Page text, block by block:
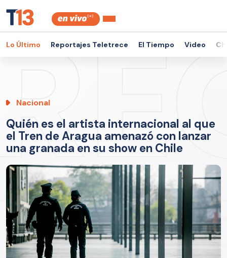
Lo Último Reportajes Teletrece El Tiempo Video
Nacional
Quién es el artista internacional al que
el Tren de Aragua amenazó con lanzar
una granada en su show en Chile